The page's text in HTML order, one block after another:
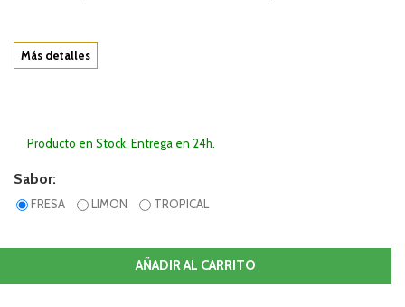
Más detalles
Producto en Stock. Entrega en 24h.
Sabor:
FRESA LIMON TROPICAL
AÑADIR AL CARRITO